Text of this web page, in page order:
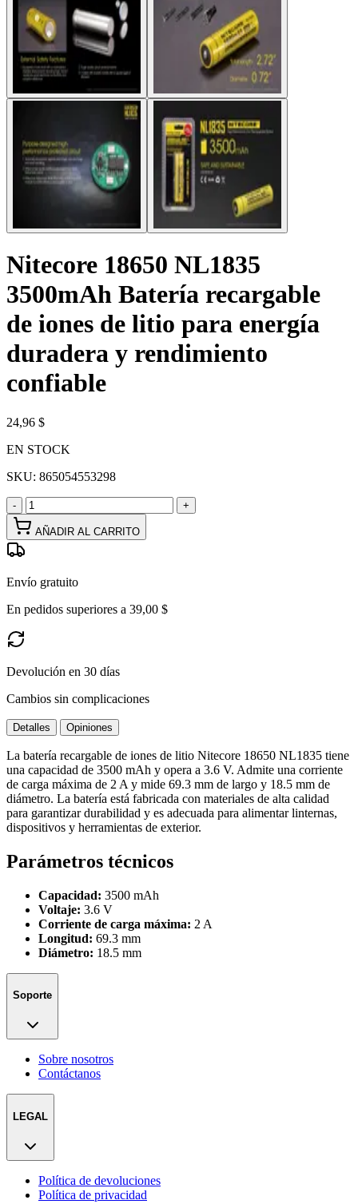
Nitecore 18650 NL1835
3500mAh Batería recargable
de iones de litio para energía
duradera y rendimiento
confiable
24,96 $
EN STOCK
SKU: 865054553298
- +
AÑADIR AL CARRITO
Envío gratuito
En pedidos superiores a 39,00 $
Devolución en 30 días
Cambios sin complicaciones
Detalles Opiniones
La batería recargable de iones de litio Nitecore 18650 NL1835 tiene
una capacidad de 3500 mAh y opera a 3.6 V. Admite una corriente
de carga máxima de 2 A y mide 69.3 mm de largo y 18.5 mm de
diámetro. La batería está fabricada con materiales de alta calidad
para garantizar durabilidad y es adecuada para alimentar linternas,
dispositivos y herramientas de exterior.
Parámetros técnicos
Capacidad: 3500 mAh
Voltaje: 3.6 V
Corriente de carga máxima: 2 A
Longitud: 69.3 mm
Diámetro: 18.5 mm
Soporte
Sobre nosotros
Contáctanos
LEGAL
Política de devoluciones
Política de privacidad